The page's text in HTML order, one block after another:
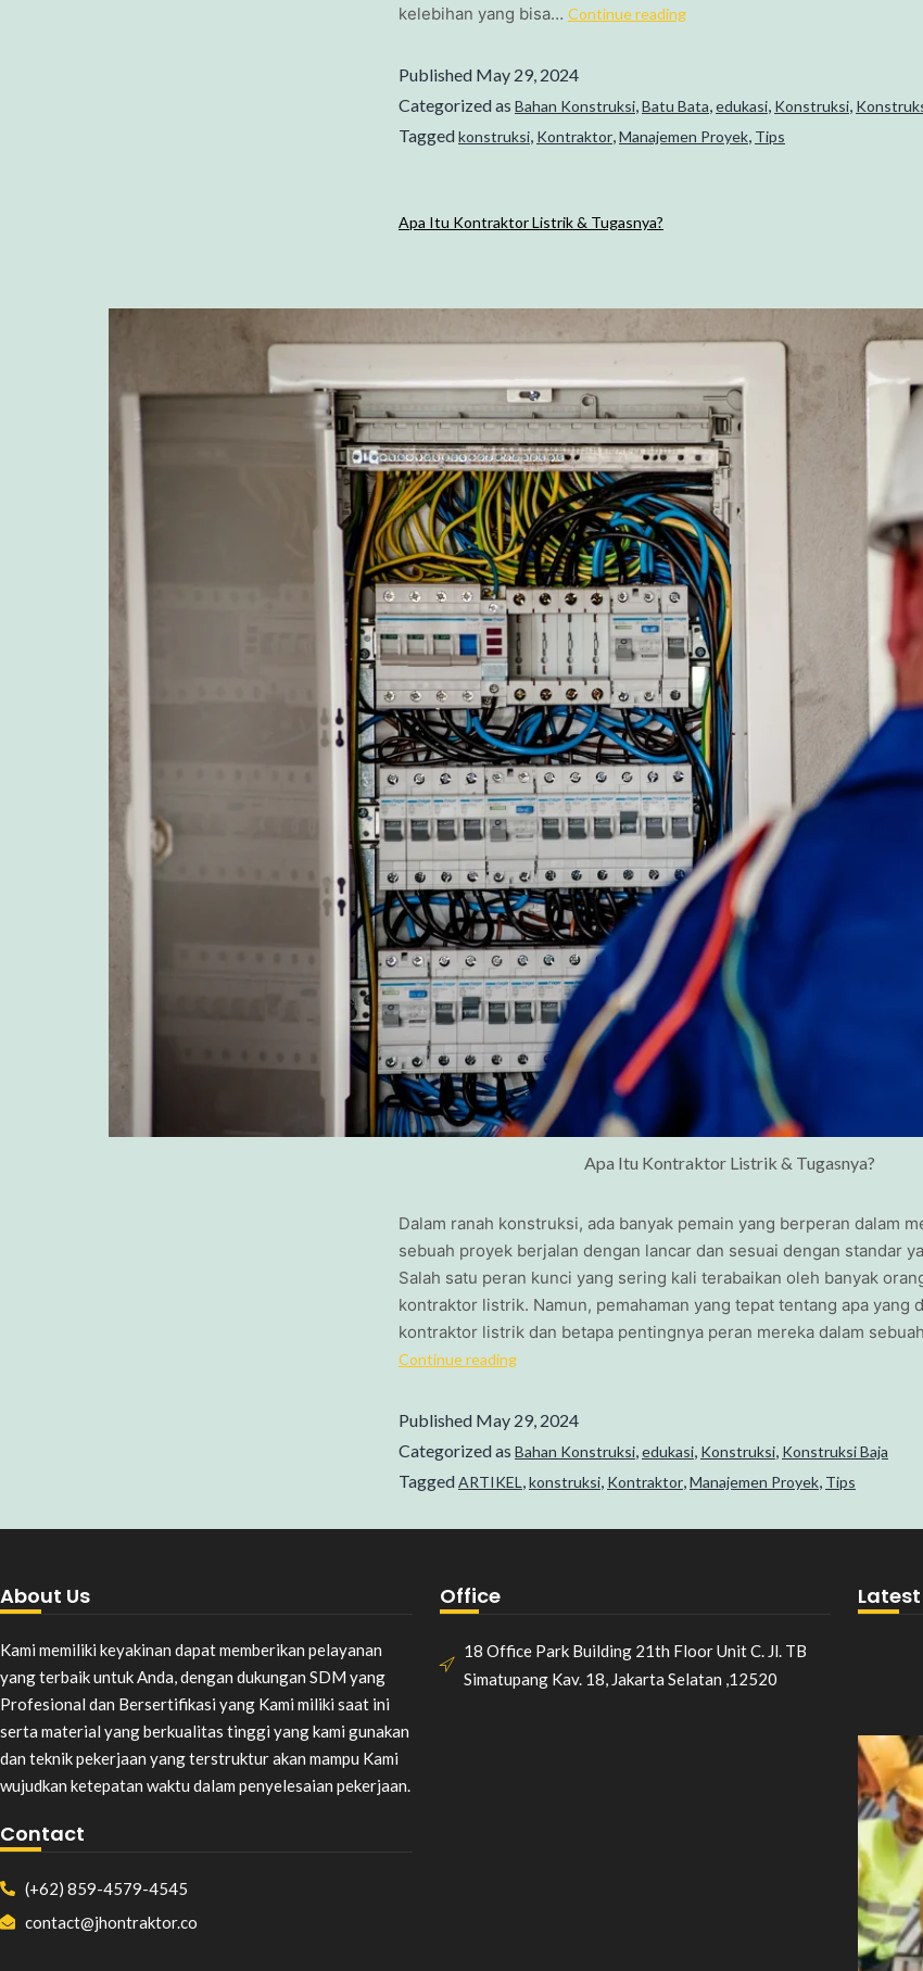
kelebihan yang bisa… Continue reading
Published May 29, 2024
Categorized as Bahan Konstruksi,Batu Bata,edukasi, Konstruksi,
Taggedkonstruksi, Kontraktor,Manajemen Proyek, Tips
Apa Itu Kontraktor Listrik & Tugasnya?
Apa Itu Kontraktor Listrik & Tugasnya?
Dalam ranah konstruksi, ada banyak pemain yang berperan dalam
sebuah proyek berjalan dengan lancar dan sesuai dengan standar
Salah satu peran kunci yang sering kali terabaikan oleh banyak
kontraktor listrik. Namun, pemahaman yang tepat tentang apa yang
kontraktor listrik dan betapa pentingnya peran mereka dalam
Continue reading
Published May 29, 2024
Categorized as Bahan Konstruksi,edukasi, Konstruksi, Konstruksi Baja
TaggedARTIKEL ,konstruksi, Kontraktor,Manajemen Proyek, Tips
About Us
Kami memiliki keyakinan dapat memberikan pelayanan
yang terbaik untuk Anda, dengan dukungan SDM yang
Profesional dan Bersertifikasi yang Kami miliki saat ini
serta material yang berkualitas tinggi yang kami gunakan
dan teknik pekerjaan yang terstruktur akan mampu Kami
wujudkan ketepatan waktu dalam penyelesaian pekerjaan.
Contact
(+62) 859-4579-4545
contact@jhontraktor.co
Office
18 Office Park Building 21th Floor Unit C. Jl. TB
Simatupang Kav. 18, Jakarta Selatan ,12520